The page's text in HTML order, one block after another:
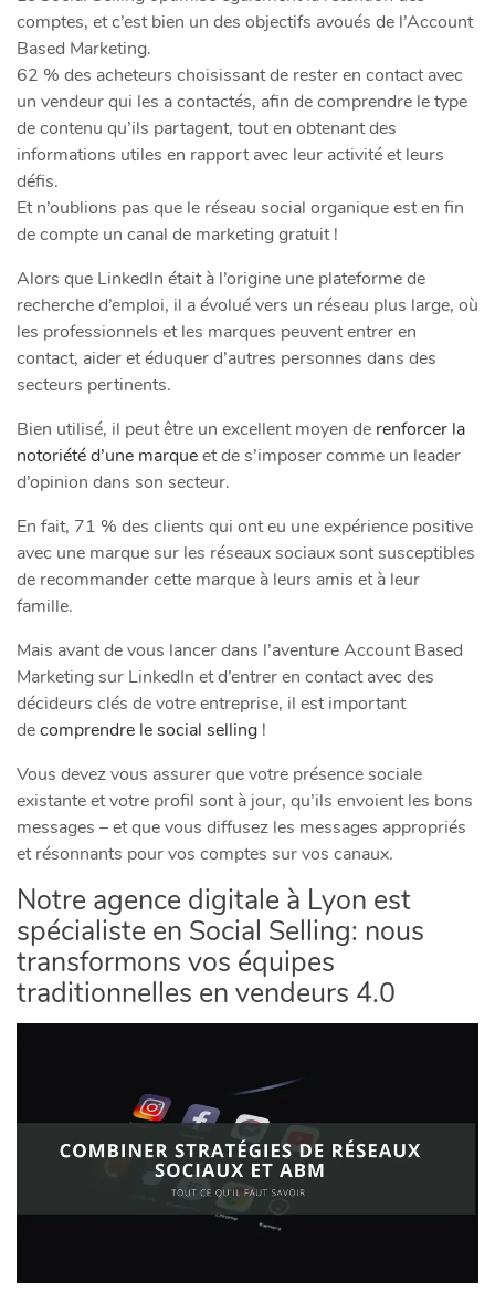
comptes, et c’est bien un des objectifs avoués de l’Account
Based Marketing.
62 % des acheteurs choisissant de rester en contact avec
un vendeur qui les a contactés, afin de comprendre le type
de contenu qu’ils partagent, tout en obtenant des
informations utiles en rapport avec leur activité et leurs
défis.
Et n’oublions pas que le réseau social organique est en fin
de compte un canal de marketing gratuit !
Alors que LinkedIn était à l’origine une plateforme de
recherche d’emploi, il a évolué vers un réseau plus large, où
les professionnels et les marques peuvent entrer en
contact, aider et éduquer d’autres personnes dans des
secteurs pertinents.
Bien utilisé, il peut être un excellent moyen de renforcer la
notoriété d’une marqueet de s’imposer comme un leader
d’opinion dans son secteur.
En fait, 71 % des clients qui ont eu une expérience positive
avec une marque sur les réseaux sociaux sont susceptibles
de recommander cette marque à leurs amis et à leur
famille.
Mais avant de vous lancer dans l’aventure Account Based
Marketing sur LinkedIn et d’entrer en contact avec des
décideurs clés de votre entreprise, il est important
decomprendre le social selling !
Vous devez vous assurer que votre présence sociale
existante et votre profil sont à jour, qu’ils envoient les bons
messages – et que vous diffusez les messages appropriés
et résonnants pour vos comptes sur vos canaux.
Notre agence digitale à Lyon est
spécialiste en Social Selling: nous
transformons vos équipes
traditionnelles en vendeurs 4.0